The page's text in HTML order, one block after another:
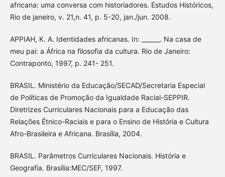
africana: uma conversa com historiadores. Estudos Históricos,
Rio de janeiro, v. 21,n. 41, p. 5-20, jan./jun. 2008.
APPIAH, K. A. Identidades africanas. In: ______. Na casa de
meu pai: a África na filosofia da cultura. Rio de Janeiro:
Contraponto, 1997, p. 241- 251.
BRASIL. Ministério da Educação/SECAD/Secretaria Especial
de Políticas de Promoção da Igualdade Racial-SEPPIR.
Diretrizes Curriculares Nacionais para a Educação das
Relações Étnico-Raciais e para o Ensino de História e Cultura
Afro-Brasileira e Africana. Brasília, 2004.
BRASIL. Parâmetros Curriculares Nacionais. História e
Geografia. Brasília:MEC/SEF, 1997.